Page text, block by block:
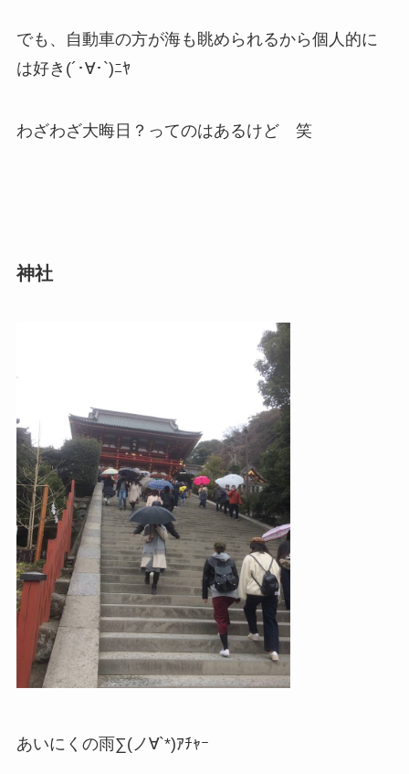
でも、自動車の方が海も眺められるから個人的に
は好き(´･∀･`)ﾆﾔ
わざわざ大晦日？ってのはあるけど 笑
神社
あいにくの雨∑(ノ∀`*)ｱﾁｬｰ